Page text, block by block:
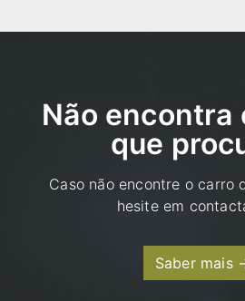
Não encontra
que
Caso não encontre o carro
hesite em
Saber mais